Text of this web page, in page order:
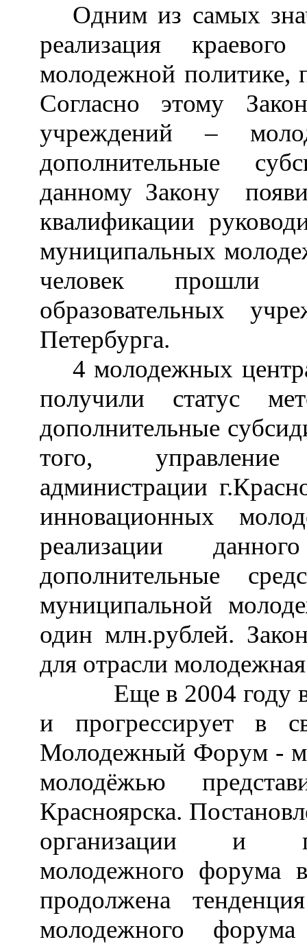
Одним из самых
реализация
молодежной политике,
Согласно этому
учреждений–
дополнительные
данному Закону
квалификации
муниципальных
человек прошли
образовательных
Петербурга.
4 молодежных
получили статус
дополнительные
того,
администрации
инновационных
реализации
дополнительные
муниципальной
один млн.рублей.
для отрасли
Еще в 2004 году в
и прогрессирует в
Молодежный Форум -
молодёжью
Красноярска.
организации и
молодежного форума
продолжена
молодежного